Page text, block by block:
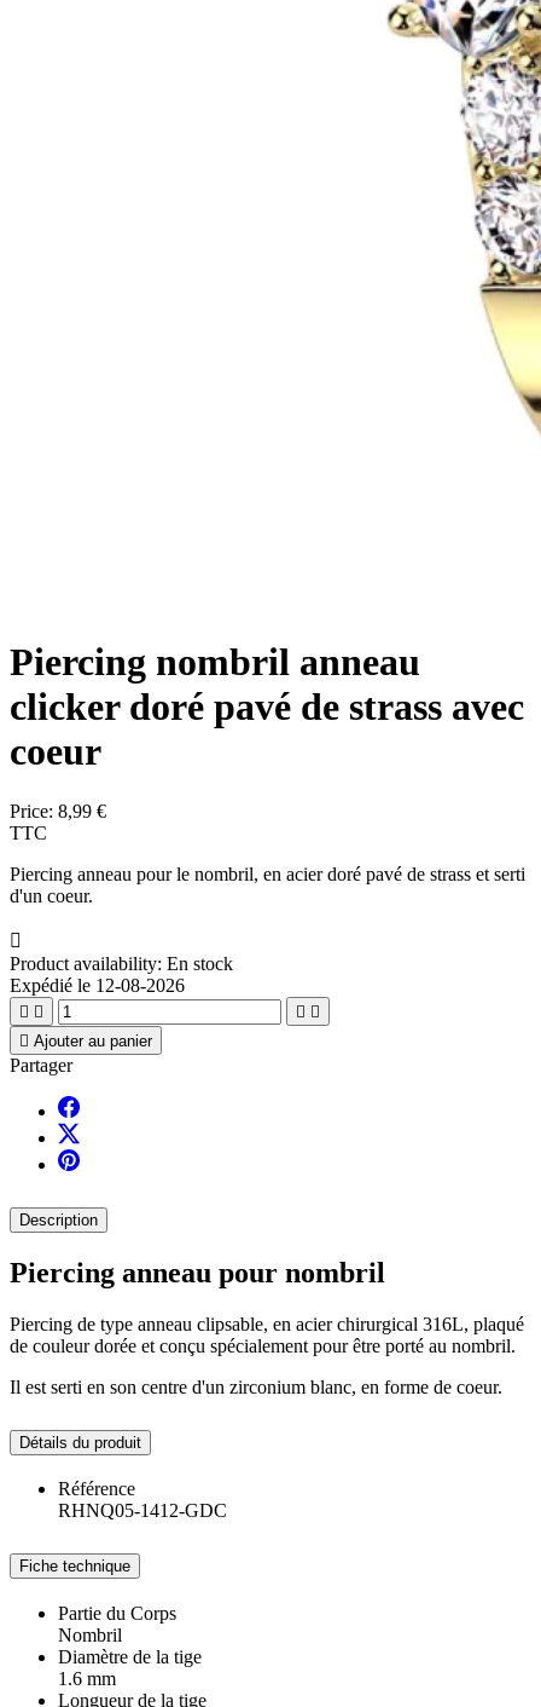
Piercing nombril anneau
clicker doré pavé de strass avec
coeur
Price: 8,99 €
TTC
Piercing anneau pour le nombril, en acier doré pavé de strass et serti
d'un coeur.

Product availability: En stock
Expédié le 12-08-2026
   
 Ajouter au panier
Partager
Description
Piercing anneau pour nombril
Piercing de type anneau clipsable, en acier chirurgical 316L, plaqué
de couleur dorée et conçu spécialement pour être porté au nombril.
Il est serti en son centre d'un zirconium blanc, en forme de coeur.
Détails du produit
Référence
RHNQ05-1412-GDC
Fiche technique
Partie du Corps
Nombril
Diamètre de la tige
1.6 mm
Longueur de la tige